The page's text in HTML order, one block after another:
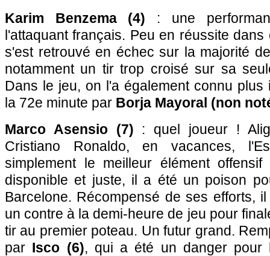
Karim Benzema (4) : une
l'attaquant français. Peu en réussite
s'est retrouvé en échec sur la majorité
notamment un tir trop croisé sur sa
Dans le jeu, on l'a également connu plus
la 72e minute par Borja Mayoral (non
Marco Asensio (7) : quel joueur !
Cristiano Ronaldo, en vacances,
simplement le meilleur élément
disponible et juste, il a été un poison
Barcelone. Récompensé de ses efforts,
un contre à la demi-heure de jeu pour
tir au premier poteau. Un futur grand.
par Isco (6), qui a été un danger pour